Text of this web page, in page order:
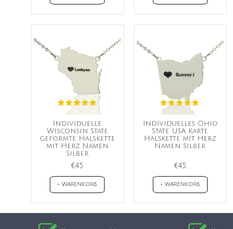
Individuelle
Wisconsin State
geformte Halskette
mit Herz Namen
Silber
€45
+ WARENKORB
Individuelles Ohio
State USA Karte
Halskette mit Herz
Namen Silber
€45
+ WARENKORB